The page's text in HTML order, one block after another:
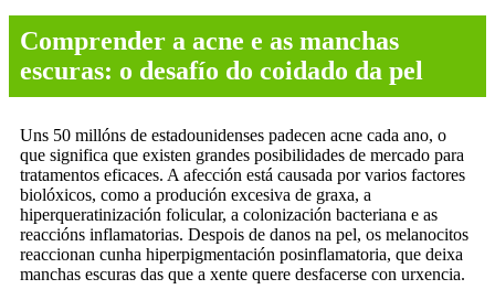
Comprender a acne e as manchas
escuras: o desafío do coidado da pel
Uns 50 millóns de estadounidenses padecen acne cada ano, o
que significa que existen grandes posibilidades de mercado para
tratamentos eficaces. A afección está causada por varios factores
biolóxicos, como a produción excesiva de graxa, a
hiperqueratinización folicular, a colonización bacteriana e as
reaccións inflamatorias. Despois de danos na pel, os melanocitos
reaccionan cunha hiperpigmentación posinflamatoria, que deixa
manchas escuras das que a xente quere desfacerse con urxencia.